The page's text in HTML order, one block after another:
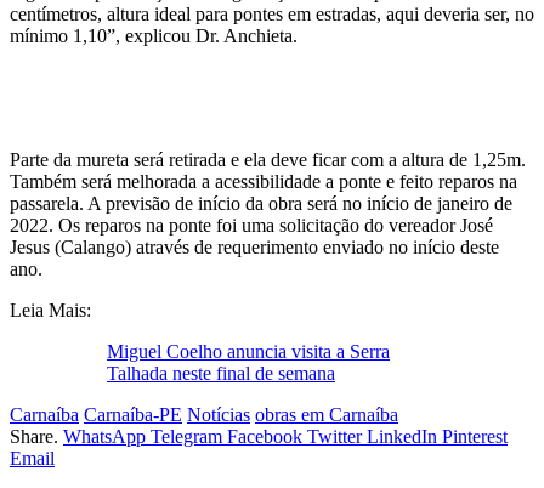
centímetros, altura ideal para pontes em estradas, aqui deveria ser, no
mínimo 1,10”, explicou Dr. Anchieta.
Parte da mureta será retirada e ela deve ficar com a altura de 1,25m.
Também será melhorada a acessibilidade a ponte e feito reparos na
passarela. A previsão de início da obra será no início de janeiro de
2022. Os reparos na ponte foi uma solicitação do vereador José
Jesus (Calango) através de requerimento enviado no início deste
ano.
Leia Mais:
Miguel Coelho anuncia visita a Serra
Talhada neste final de semana
Carnaíba Carnaíba-PE Notícias obras em Carnaíba
Share. WhatsApp Telegram Facebook Twitter LinkedIn Pinterest
Email